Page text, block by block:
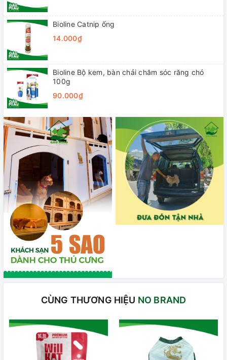
Bioline Catnip ống
14.000₫
Bioline Bộ kem, bàn chải chăm sóc răng chó
100g
90.000₫
CÙNG THƯƠNG HIỆU NO BRAND